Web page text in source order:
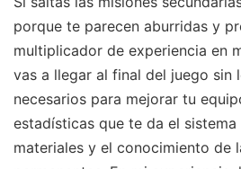
porque te parecen aburridas y
multiplicador de experiencia en
vas a llegar al final del juego sin
necesarios para mejorar tu
estadísticas que te da el
materiales y el conocimiento de